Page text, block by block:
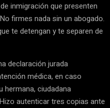
inmigración que presenten
firmes nada sin un abogado.
te detengan y te separen de
declaración jurada
médica, en caso
hermana, ciudadana
autenticar tres copias ante